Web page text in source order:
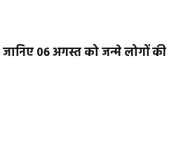
जानिए 06 अगस्त को जन्मे लोगों की